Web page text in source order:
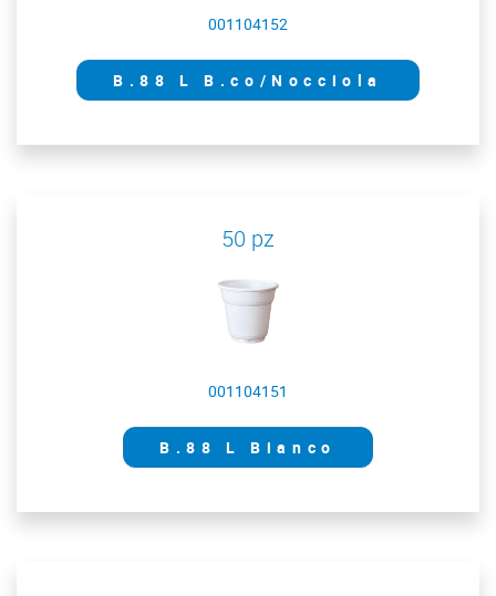
001104152
B.88 L B.co/Nocciola
50 pz
001104151
B.88 L Bianco